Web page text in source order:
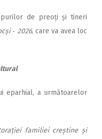
de preoți și tineri
‑ 2026, care va avea loc
eparhial, a următoarelor
familiei creștine și